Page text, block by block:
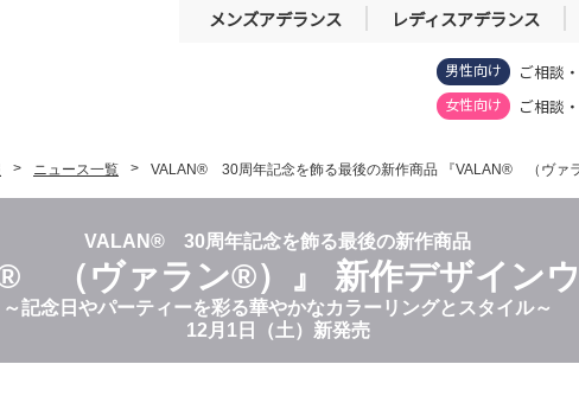
メンズアデランス レディスアデランス
男性向け ご相談
女性向け ご相談
ニュース一覧 VALAN® 30周年記念を飾る最後の新作商品 『VALAN® （ヴァ
VALAN® 30周年記念を飾る最後の新作商品
（ヴァラン®）』 新作デザイン
～記念日やパーティーを彩る華やかなカラーリングとスタイル～
12月1日（土）新発売